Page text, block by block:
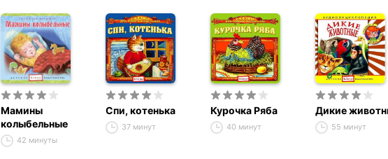
Мамины
колыбельные
42 минуты
Спи, котенька
37 минут
Курочка Ряба
40 минут
Дикие
55 минут